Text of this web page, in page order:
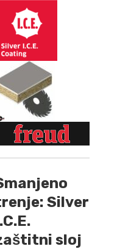
Silver
sloj